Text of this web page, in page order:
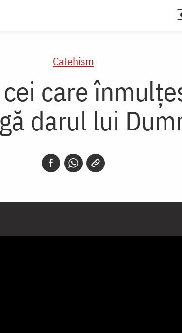
Catehism
care
darul lui